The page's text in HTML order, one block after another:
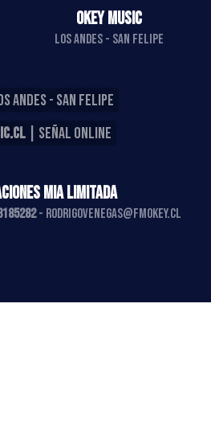
OKEY MUSIC
LOS ANDES - SAN FELIPE
ANDES - SAN FELIPE
| SEÑAL ONLINE
MIA LIMITADA
- rodrigovenegas@fmokey.cl